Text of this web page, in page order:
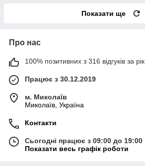
Показати ще
Про нас
100% позитивних з 316 відгуків за рік
Працює з 30.12.2019
м. Миколаїв
Миколаїв, Україна
Контакти
Сьогодні працює з 09:00 до 19:00
Показати весь графік роботи